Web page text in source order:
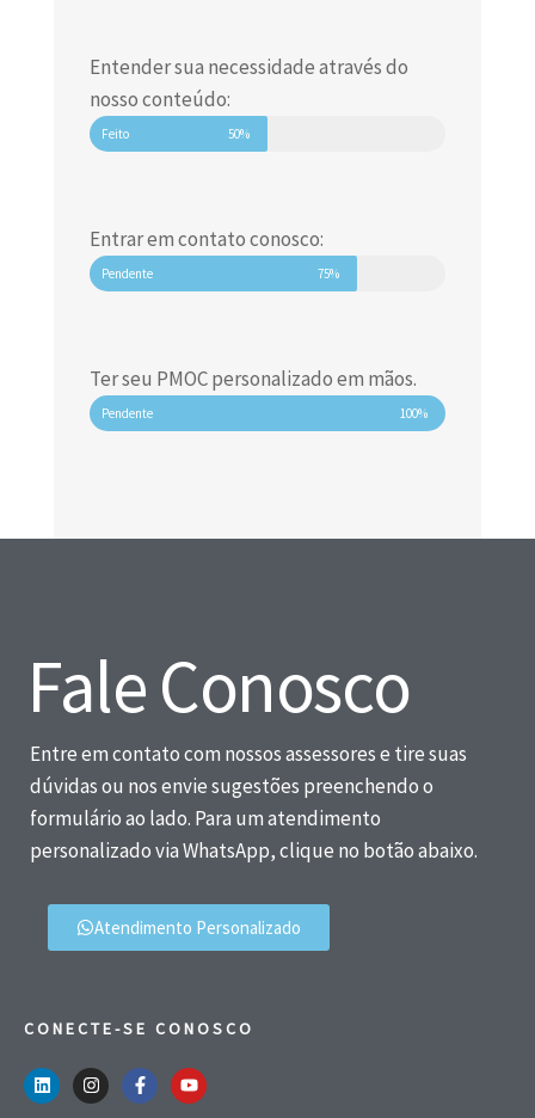
Entender sua necessidade através do
nosso conteúdo:
Feito 50%
Entrar em contato conosco:
Pendente 75%
Ter seu PMOC personalizado em mãos.
Pendente 100%
Fale Conosco
Entre em contato com nossos assessores e tire suas
dúvidas ou nos envie sugestões preenchendo o
formulário ao lado. Para um atendimento
personalizado via WhatsApp, clique no botão abaixo.
Atendimento Personalizado
CONECTE-SE CONOSCO